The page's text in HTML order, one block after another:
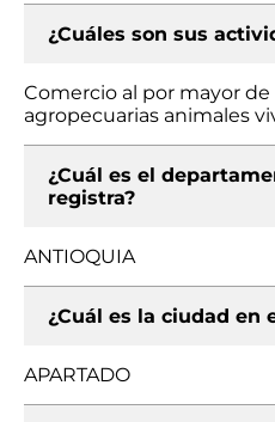
¿Cuáles son sus
Comercio al por mayor
agropecuarias animales
¿Cuál es el
registra?
ANTIOQUIA
¿Cuál es la ciudad en
APARTADO